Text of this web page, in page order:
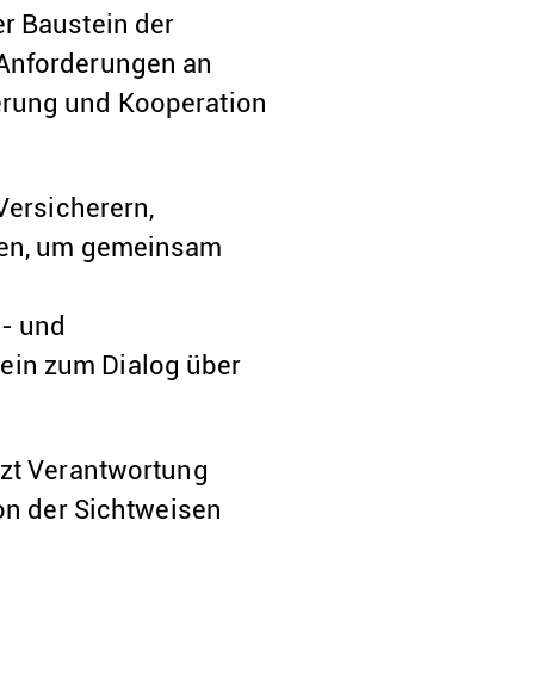
Baustein der
an
und Kooperation
um gemeinsam
und
zum Dialog über
Verantwortung
der Sichtweisen